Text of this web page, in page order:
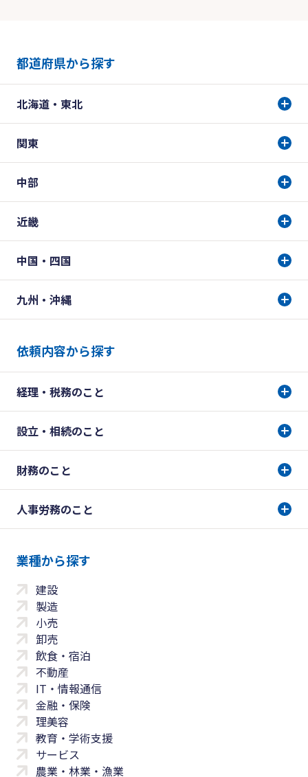
都道府県から探す
北海道・東北
関東
中部
近畿
中国・四国
九州・沖縄
依頼内容から探す
経理・税務のこと
設立・相続のこと
財務のこと
人事労務のこと
業種から探す
建設
製造
小売
卸売
飲食・宿泊
不動産
IT・情報通信
金融・保険
理美容
教育・学術支援
サービス
農業・林業・漁業